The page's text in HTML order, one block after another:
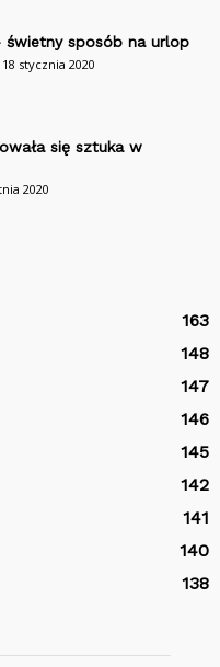
świetny sposób na urlop
18 stycznia 2020
się sztuka w
2020
163
148
147
146
145
142
141
140
138